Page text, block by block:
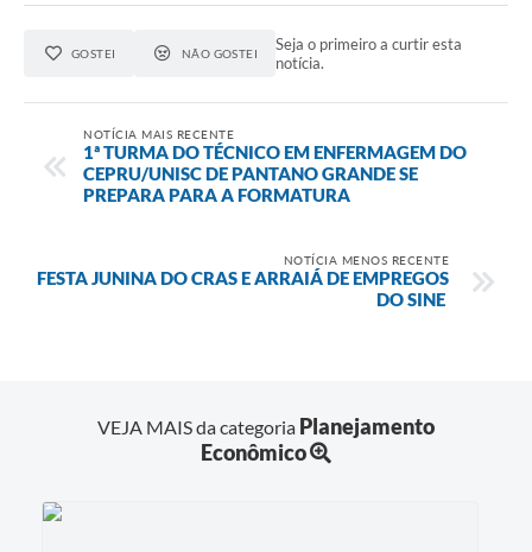
GOSTEI NÃO GOSTEI
Seja o primeiro a curtir esta
notícia.
NOTÍCIA MAIS RECENTE
1ª TURMA DO TÉCNICO EM ENFERMAGEM DO
CEPRU/UNISC DE PANTANO GRANDE SE
PREPARA PARA A FORMATURA
NOTÍCIA MENOS RECENTE
FESTA JUNINA DO CRAS E ARRAIÁ DE EMPREGOS
DO SINE
VEJA MAIS da categoria Planejamento
Econômico